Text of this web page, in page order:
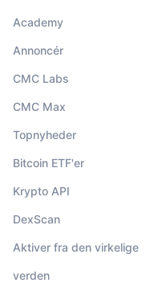
Academy
Annoncér
CMC Labs
CMC Max
Topnyheder
Bitcoin ETF'er
Krypto API
DexScan
Aktiver fra den virkelige
verden